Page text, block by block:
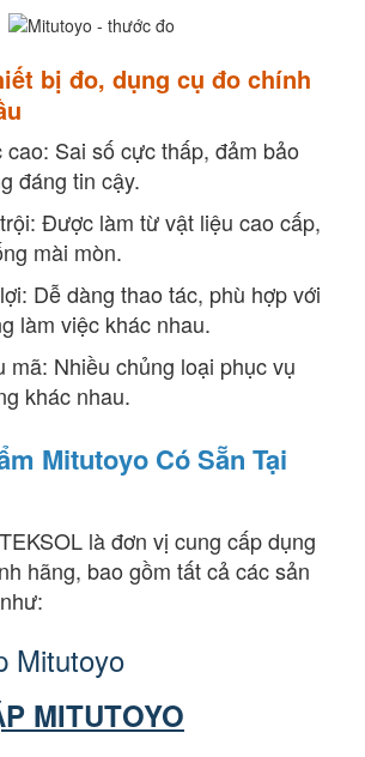
bị đo, dụng cụ đo chính
Sai số cực thấp, đảm bảo
đáng tin cậy.
Được làm từ vật liệu cao cấp,
mài mòn.
Dễ dàng thao tác, phù hợp với
làm việc khác nhau.
Nhiều chủng loại phục vụ
khác nhau.
Mitutoyo Có Sẵn Tại
là đơn vị cung cấp dụng
hãng, bao gồm tất cả các sản
MITUTOYO